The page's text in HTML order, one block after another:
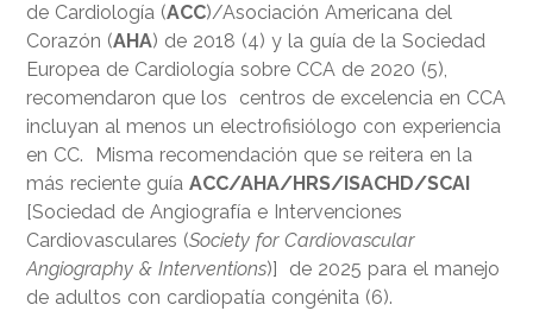
de Cardiología (ACC)/Asociación Americana del
Corazón (AHA) de 2018 (4) y la guía de la Sociedad
Europea de Cardiología sobre CCA de 2020 (5),
recomendaron que los centros de excelencia en CCA
incluyan al menos un electrofisiólogo con experiencia
en CC. Misma recomendación que se reitera en la
más reciente guía ACC/AHA/HRS/ISACHD/SCAI
[Sociedad de Angiografía e Intervenciones
Cardiovasculares (Society for Cardiovascular
Angiography & Interventions)] de 2025 para el manejo
de adultos con cardiopatía congénita (6).